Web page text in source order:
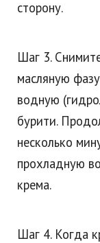
сторону.
Шаг 3.
масляную
водную
бурити.
несколько
прохладную
крема.
Шаг 4. Когда